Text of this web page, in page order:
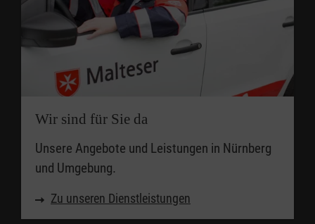
Wir sind für Sie da
Unsere Angebote und Leistungen in Nürnberg
und Umgebung.
Zu unseren Dienstleistungen